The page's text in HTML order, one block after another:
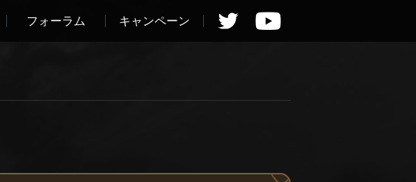
フォーラム キャンペーン